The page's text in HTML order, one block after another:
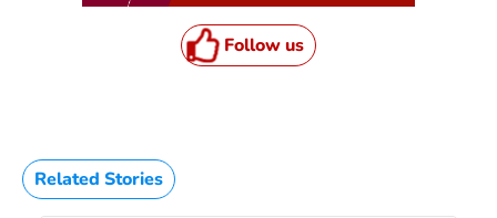
Follow us
Related Stories